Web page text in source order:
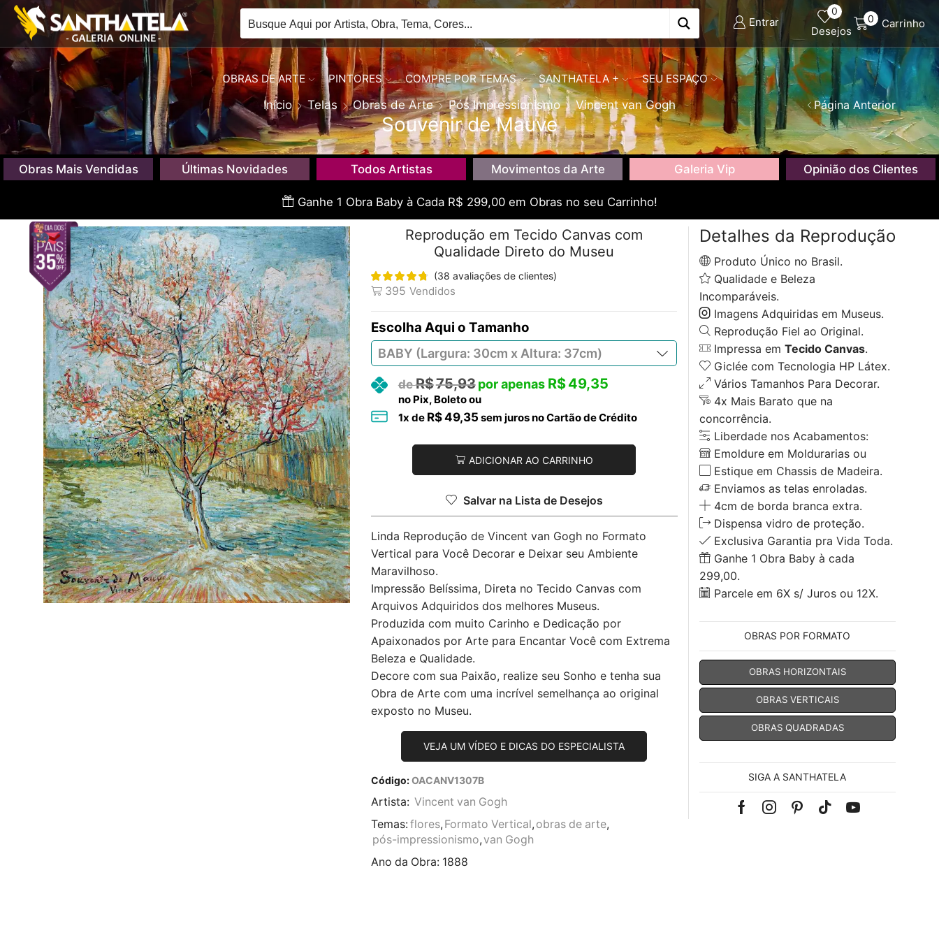
Entrar
0
Desejos
0 Carrinho
OBRAS DE ARTE PINTORES COMPRE POR TEMAS SANTHATELA + SEU ESPAÇO
Início Telas Obras de Arte Pós Impressionismo Vincent van Gogh
Souvenir de Mauve
Página Anterior
Obras Mais Vendidas Últimas Novidades Todos Artistas Movimentos da Arte Galeria Vip Opinião dos Clientes
Ganhe 1 Obra Baby à Cada R$ 299,00 em Obras no seu Carrinho!
Reprodução em Tecido Canvas com
Qualidade Direto do Museu
(38 avaliações de clientes)
395 Vendidos
Tamanho
R$75,93 R$49,35
no Pix, Boleto ou
1x de R$49,35 sem juros no Cartão de Crédito
ADICIONAR AO CARRINHO
Salvar na Lista de Desejos
Linda Reprodução de Vincent van Gogh no Formato
Vertical para Você Decorar e Deixar seu Ambiente
Maravilhoso.
Impressão Belíssima, Direta no Tecido Canvas com
Arquivos Adquiridos dos melhores Museus.
Produzida com muito Carinho e Dedicação por
Apaixonados por Arte para Encantar Você com Extrema
Beleza e Qualidade.
Decore com sua Paixão, realize seu Sonho e tenha sua
Obra de Arte com uma incrível semelhança ao original
exposto no Museu.
VEJA UM VÍDEO E DICAS DO ESPECIALISTA
Código:OACANV1307B
Artista: Vincent van Gogh
Temas: flores, Formato Vertical, obras de arte,
pós-impressionismo,van Gogh
Ano da Obra: 1888
Detalhes da Reprodução
Produto Único no Brasil.
Qualidade e Beleza
Incomparáveis.
Imagens Adquiridas em Museus.
Reprodução Fiel ao Original.
Impressa em Tecido Canvas.
Giclée com Tecnologia HP Látex.
Vários Tamanhos Para Decorar.
4x Mais Barato que na
concorrência.
Liberdade nos Acabamentos:
Emoldure em Moldurarias ou
Estique em Chassis de Madeira.
Enviamos as telas enroladas.
4cm de borda branca extra.
Dispensa vidro de proteção.
Exclusiva Garantia pra Vida Toda.
Ganhe 1 Obra Baby à cada
299,00.
Parcele em 6X s/ Juros ou 12X.
OBRAS POR FORMATO
OBRAS HORIZONTAIS
OBRAS VERTICAIS
OBRAS QUADRADAS
SIGA A SANTHATELA
FacebookInstagramPinterest
Tik-Youtube